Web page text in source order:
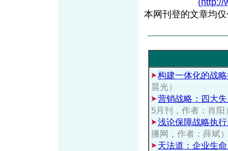
(http://
本网刊登的文章均
构建一体化的战
晨光）
营销战略：四大
5月刊，作者：肖阳
浅论保障战略执
播网，作者：薛斌
天法道：企业生